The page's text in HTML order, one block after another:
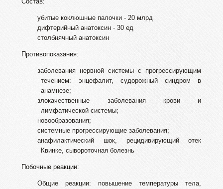
убитые коклюшные палочки - 20 млрд
дифтерийный анатоксин - 30 ед
столбнячный анатоксин
Противопоказания:
заболевания нервной системы с прогрессирующим
течением: энцефалит, судорожный синдром в
анамнезе;
злокачественные заболевания крови и
лимфатической системы;
новообразования;
системные прогрессирующие заболевания;
анафилактический шок, рецидивирующий отек
Квинке, сывороточная болезнь
Побочные реакции:
Общие реакции: повышение температуры тела,